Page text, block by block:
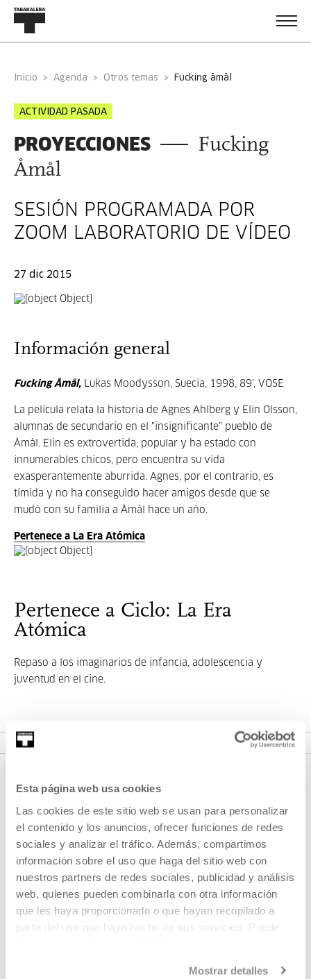
Esta página web usa cookies
Las cookies de este sitio web se usan para personalizar
el contenido y los anuncios, ofrecer funciones de redes
sociales y analizar el tráfico. Además, compartimos
información sobre el uso que haga del sitio web con
nuestros partners de redes sociales, publicidad y análisis
web, quienes pueden combinarla con otra información
que les haya proporcionado o que hayan recopilado a
partir del uso que haya hecho de sus servicios. Puede
Mostrar detalles
Inicio Agenda Otros temas fucking åmål
ACTIVIDAD PASADA
PROYECCIONES
Fucking
Åmål
SESIÓN PROGRAMADA POR
ZOOM LABORATORIO DE VÍDEO
27 dic 2015
Información general
Fucking Åmål, Lukas Moodysson, Suecia, 1998, 89', VOSE
La película relata la historia de Agnes Ahlberg y Elin Olsson,
alumnas de secundario en el "insignificante" pueblo de
Åmål. Elin es extrovertida, popular y ha estado con
innumerables chicos, pero encuentra su vida
exasperantemente aburrida. Agnes, por el contrario, es
tímida y no ha conseguido hacer amigos desde que se
mudó con su familia a Åmål hace un año.
Pertenece a La Era Atómica
Pertenece a Ciclo: La Era
Atómica
Repaso a los imaginarios de infancia, adolescencia y
juventud en el cine.
REGÍSTRATE AL BOLETÍN
AGENDA